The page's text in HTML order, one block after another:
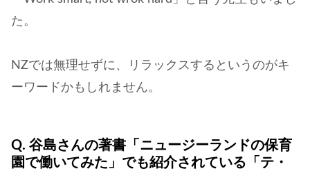
た。
NZでは無理せずに、リラックスするというのがキ
ーワードかもしれません。
Q. 谷島さんの著書「ニュージーランドの保育
園で働いてみた」でも紹介されている「テ・